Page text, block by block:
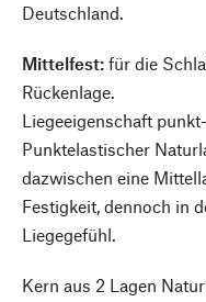
Deutschland.
Mittelfest: für die
Rückenlage.
Liegeeigenschaft
Punktelastischer
dazwischen eine
Festigkeit, dennoch in
Liegegefühl.
Kern aus 2 Lagen